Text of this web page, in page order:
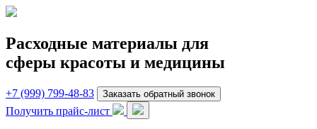
Расходные материалы для
сферы красоты и медицины
+7 (999) 799-48-83 Заказать обратный звонок
Получить прайс-лист